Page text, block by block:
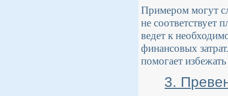
Примером могут
не соответствует
ведет к
финансовых
помогает
3.